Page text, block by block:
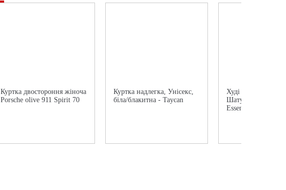
Куртка двостороння жіноча
Porsche olive 911 Spirit 70
Куртка надлегка, Унісекс,
біла/блакитна - Taycan
Худі чоловічий
Шатун 911
Essential